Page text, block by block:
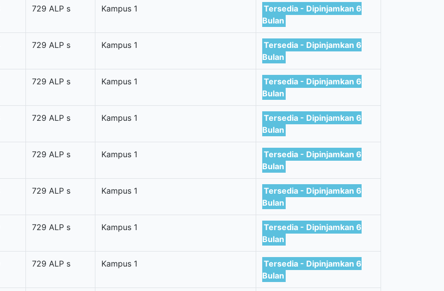
729 ALP s Kampus 1
Tersedia - Dipinjamkan 6
Bulan
729 ALP s Kampus 1
Tersedia - Dipinjamkan 6
Bulan
729 ALP s Kampus 1
Tersedia - Dipinjamkan 6
Bulan
729 ALP s Kampus 1
Tersedia - Dipinjamkan 6
Bulan
729 ALP s Kampus 1
Tersedia - Dipinjamkan 6
Bulan
729 ALP s Kampus 1
Tersedia - Dipinjamkan 6
Bulan
729 ALP s Kampus 1
Tersedia - Dipinjamkan 6
Bulan
729 ALP s Kampus 1
Tersedia - Dipinjamkan 6
Bulan